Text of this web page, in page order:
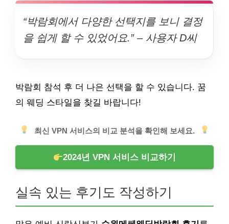
“박람회에서 다양한 선택지를 보니 결정
을 쉽게 할 수 있었어요.” – 사용자 D씨
박람회 참석 후 더 나은 선택을 할 수 있습니다. 꿈
의 웨딩 스타일을 찾길 바랍니다!
최신 VPN 서비스의 비교 분석을 확인해 보세요.
2024년 VPN 서비스 비교하기
실속 있는 후기도 작성하기